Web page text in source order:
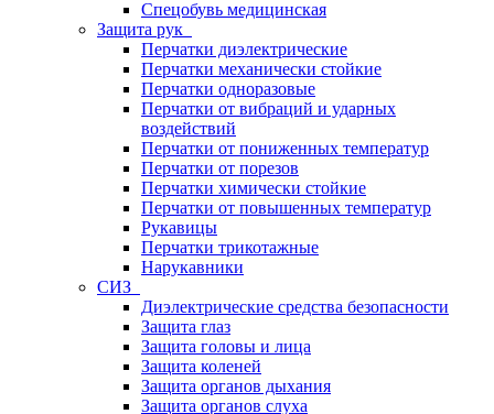
Спецобувь медицинская
Защита рук
Перчатки диэлектрические
Перчатки механически стойкие
Перчатки одноразовые
Перчатки от вибраций и ударных
воздействий
Перчатки от пониженных температур
Перчатки от порезов
Перчатки химически стойкие
Перчатки от повышенных температур
Рукавицы
Перчатки трикотажные
Нарукавники
СИЗ
Диэлектрические средства безопасности
Защита глаз
Защита головы и лица
Защита коленей
Защита органов дыхания
Защита органов слуха